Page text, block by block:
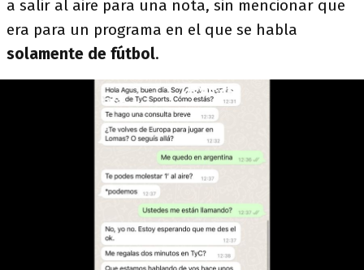
a salir al aire para una nota, sin mencionar que
era para un programa en el que se habla
solamente de fútbol.